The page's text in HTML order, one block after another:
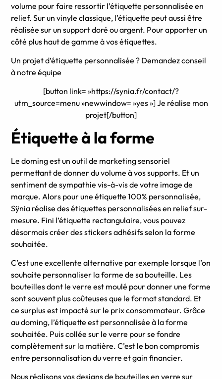
volume pour faire ressortir l’étiquette personnalisée en
relief. Sur un vinyle classique, l’étiquette peut aussi être
réalisée sur un support doré ou argent. Pour apporter un
côté plus haut de gamme à vos étiquettes.
Un projet d’étiquette personnalisée ? Demandez conseil
à notre équipe
[button link= »https://synia.fr/contact/?
utm_source=menu »newwindow= »yes »] Je réalise mon
projet[/button]
Étiquette à la forme
Le doming est un outil de marketing sensoriel
permettant de donner du volume à vos supports. Et un
sentiment de sympathie vis-à-vis de votre image de
marque. Alors pour une étiquette 100% personnalisée,
Sÿnia réalise des étiquettes personnalisées en relief sur-
mesure. Fini l’étiquette rectangulaire, vous pouvez
désormais créer des stickers adhésifs selon la forme
souhaitée.
C’est une excellente alternative par exemple lorsque l’on
souhaite personnaliser la forme de sa bouteille. Les
bouteilles dont le verre est moulé pour donner une forme
sont souvent plus coûteuses que le format standard. Et
ce surplus est impacté sur le prix consommateur. Grâce
au doming, l’étiquette est personnalisée à la forme
souhaitée. Puis collée sur le verre pour se fondre
complètement sur la matière. C’est le bon compromis
entre personnalisation du verre et gain financier.
Nous réalisons vos designs de bouteilles en verre sur